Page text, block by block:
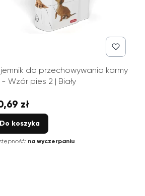
do przechowywania karmy
- Wzór pies 2 | Biały
zł
Do koszyka
na wyczerpaniu